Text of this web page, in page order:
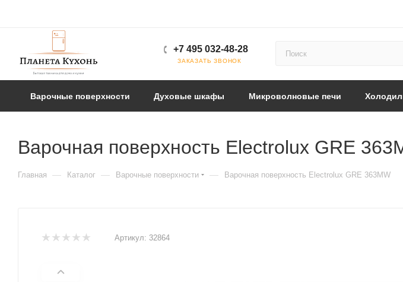
+7 495 032-48-28
ЗАКАЗАТЬ ЗВОНОК
Варочные поверхности Духовые шкафы Микроволновые печи
Варочная поверхность Electrolux GRE
Главная — Каталог — Варочные поверхности — Варочная поверхность Electrolux GRE 363MW
Артикул: 32864